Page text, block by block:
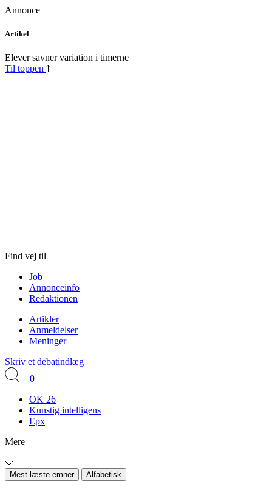
Annonce
Skip
content
Artikel
Elever savner variation i timerne
Til toppen
Find vej til
Job
Annonceinfo
Redaktionen
Artikler
Anmeldelser
Meninger
Skriv et debatindlæg
0
OK 26
Kunstig intelligens
Epx
Mere
Mest læste emner Alfabetisk